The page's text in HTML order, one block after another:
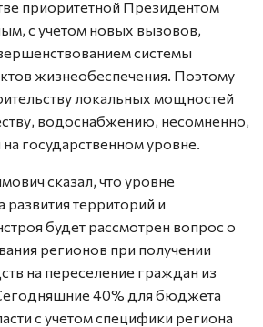
приоритетной Президентом
с учетом новых вызовов,
системы
жизнеобеспечения. Поэтому
локальных мощностей
водоснабжению, несомненно,
государственном уровне.
сказал, что уровне
территорий и
будет рассмотрен вопрос о
регионов при получении
на переселение граждан из
40% для бюджета
с учетом специфики региона